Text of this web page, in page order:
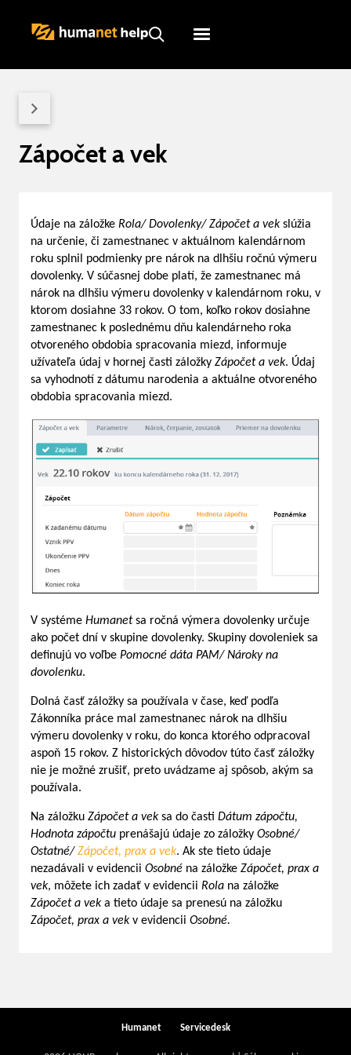
Humanet
Zápočet a vek
Údaje na záložke Rola/ Dovolenky/ Zápočet a vekslúžia
na určenie, či zamestnanec v aktuálnom kalendárnom
roku splnil podmienky pre nárok na dlhšiu ročnú výmeru
dovolenky. V súčasnej dobe platí, že zamestnanec má
nárok na dlhšiu výmeru dovolenky v kalendárnom roku, v
ktorom dosiahne 33 rokov. O tom, koľko rokov dosiahne
zamestnanec k poslednému dňu kalendárneho roka
otvoreného obdobia spracovania miezd, informuje
užívateľa údaj v hornej časti záložky Zápočet a vek. Údaj
sa vyhodnotí z dátumu narodenia a aktuálne otvoreného
obdobia spracovania miezd.
V systéme Humanetsa ročná výmera dovolenky určuje
ako počet dní v skupine dovolenky. Skupiny dovoleniek sa
definujú vo voľbe Pomocné dáta PAM/ Nároky na
dovolenku.
Dolná časť záložky sa používala v čase, keď podľa
Zákonníka práce mal zamestnanec nárok na dlhšiu
výmeru dovolenky v roku, do konca ktorého odpracoval
aspoň 15 rokov. Z historických dôvodov túto časť záložky
nie je možné zrušiť, preto uvádzame aj spôsob, akým sa
používala.
Na záložku Zápočet a veksa do časti Dátum zápočtu,
Hodnota zápočtu prenášajú údaje zo záložky Osobné/
Ostatné/Zápočet, prax a vek. Ak ste tieto údaje
nezadávali v evidencii Osobné na záložke Zápočet, prax a
vek, môžete ich zadať v evidencii Rola na záložke
Zápočet a veka tieto údaje sa prenesú na záložku
Zápočet, prax a vekv evidencii Osobné.
Humanet Servicedesk